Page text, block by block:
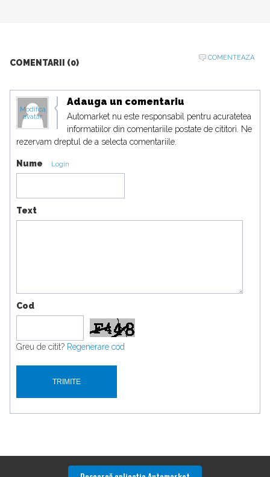
COMENTARII (0)
COMENTEAZA
Modifica
avatar
Adauga un comentariu
Automarket nu este responsabil pentru acuratetea
informatiilor din comentariile postate de cititori. Ne
rezervam dreptul de a selecta comentariile.
Nume Login
Text
Cod
Greu de citit? Regenerare cod